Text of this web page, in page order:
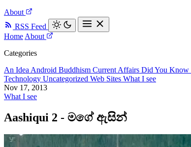
About
RSS Feed
Home About
Categories
An Idea Android Buddhism Current Affairs Did You Know
Technology Uncategorized Web Sites What I see
Nov 17, 2013
What I see
Aashiqui 2 - මගේ ඇසින්